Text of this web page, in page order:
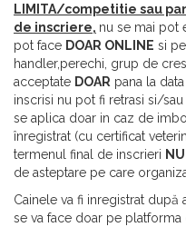
LIMITA/competitie sau
de inscriere, nu se mai pot
pot face DOAR ONLINE si
handler,perechi, grup de
acceptate DOAR pana la
inscrisi nu pot fi retrasi si/
se aplica doar in caz de
înregistrat (cu certificat
termenul final de inscrieri
de asteptare pe care
Cainele va fi inregistrat după
se va face doar pe platforma